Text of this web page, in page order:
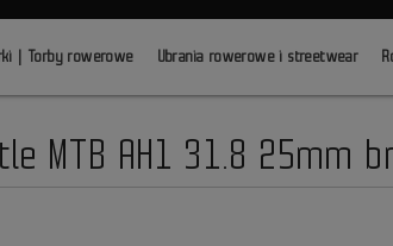
| Torby rowerowe Ubrania rowerowe i streetwear
MTB AH1 31.8 25mm